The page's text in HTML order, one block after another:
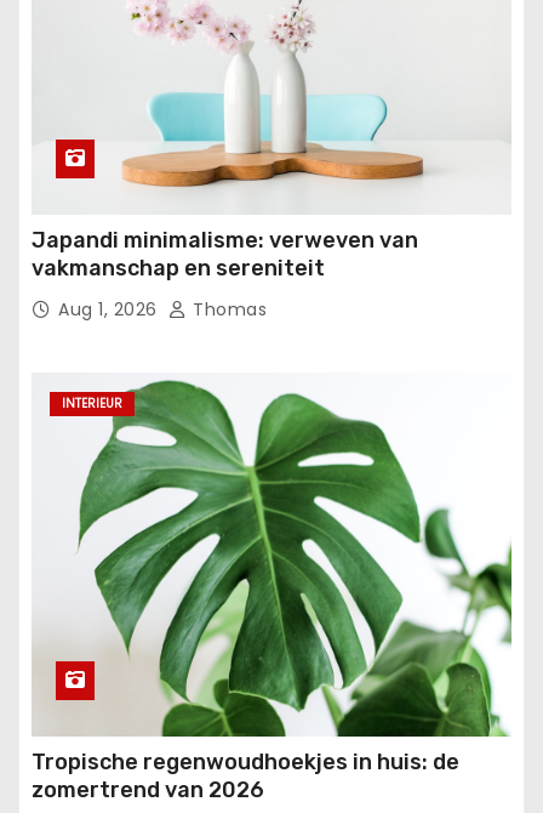
Japandi minimalisme: verweven van
vakmanschap en sereniteit
Aug 1, 2026 Thomas
INTERIEUR
Tropische regenwoudhoekjes in huis: de
zomertrend van 2026